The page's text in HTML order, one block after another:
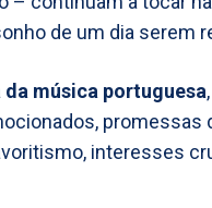
de um dia serem
música portuguesa
promessas
interesses